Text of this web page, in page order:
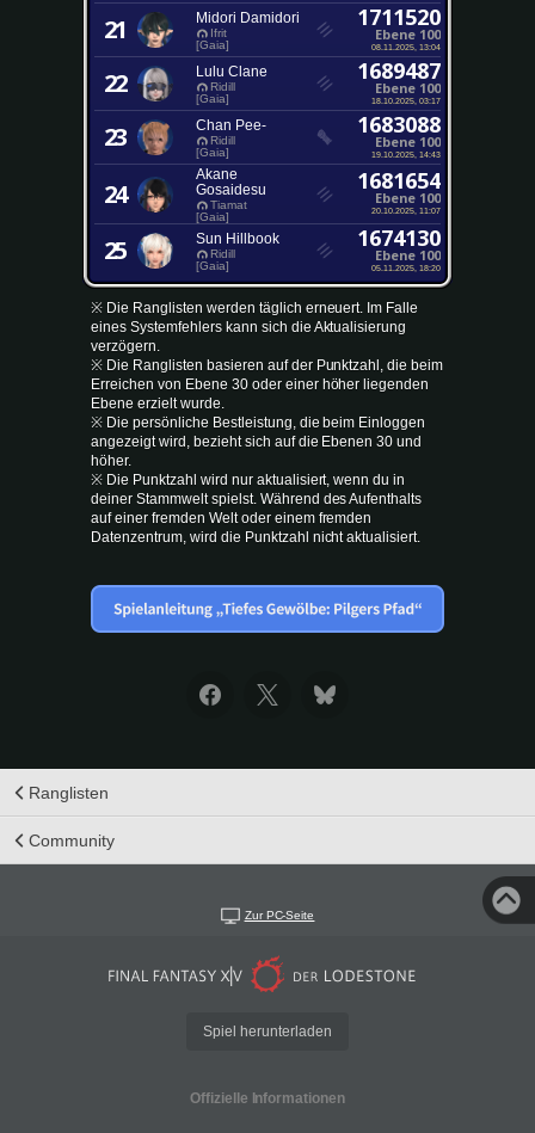
21 Midori Damidori
Ifrit
[Gaia]
1711520
Ebene 100
08.11.2025, 13:04
22 Lulu Clane
Ridill
[Gaia]
1689487
Ebene 100
18.10.2025, 03:17
23 Chan Pee-
Ridill
[Gaia]
1683088
Ebene 100
19.10.2025, 14:43
24
Akane
Gosaidesu
Tiamat
[Gaia]
1681654
Ebene 100
20.10.2025, 11:07
25 Sun Hillbook
Ridill
[Gaia]
1674130
Ebene 100
05.11.2025, 18:20
※ Die Ranglisten werden täglich erneuert. Im Falle
eines Systemfehlers kann sich die Aktualisierung
verzögern.
※ Die Ranglisten basieren auf der Punktzahl, die beim
Erreichen von Ebene 30 oder einer höher liegenden
Ebene erzielt wurde.
※ Die persönliche Bestleistung, die beim Einloggen
angezeigt wird, bezieht sich auf die Ebenen 30 und
höher.
※ Die Punktzahl wird nur aktualisiert, wenn du in
deiner Stammwelt spielst. Während des Aufenthalts
auf einer fremden Welt oder einem fremden
Datenzentrum, wird die Punktzahl nicht aktualisiert.
Ranglisten
Community
Zur PC-Seite
Spiel herunterladen
Offizielle Informationen